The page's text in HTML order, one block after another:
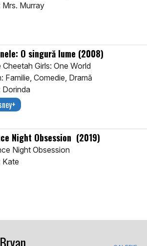
Mrs. Murray
O singură lume (2008)
Cheetah Girls: One World
Familie, Comedie, Dramă
Dorinda
Night Obsession (2019)
Night Obsession
Kate